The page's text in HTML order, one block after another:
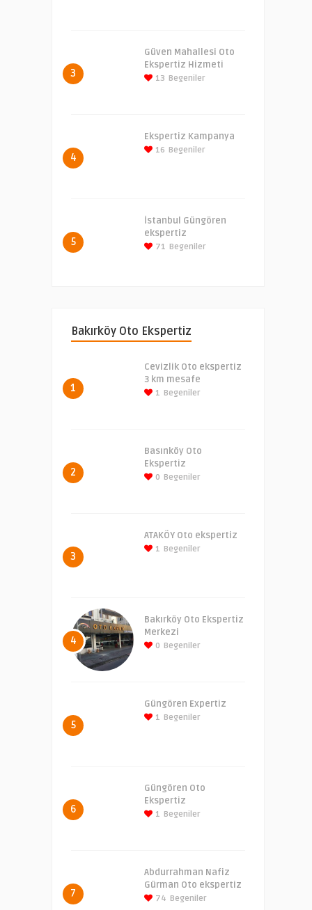
3
Güven Mahallesi Oto
Ekspertiz Hizmeti
13 Begeniler
4
Ekspertiz Kampanya
16 Begeniler
5
İstanbul Güngören
ekspertiz
71 Begeniler
Bakırköy Oto Ekspertiz
1
Cevizlik Oto ekspertiz
3 km mesafe
1 Begeniler
2
Basınköy Oto
Ekspertiz
0 Begeniler
3
ATAKÖY Oto ekspertiz
1 Begeniler
4
Bakırköy Oto Ekspertiz
Merkezi
0 Begeniler
5
Güngören Expertiz
1 Begeniler
6
Güngören Oto
Ekspertiz
1 Begeniler
7
Abdurrahman Nafiz
Gürman Oto ekspertiz
74 Begeniler